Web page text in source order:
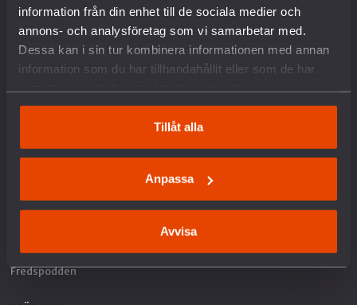
information från din enhet till de sociala medier och
annons- och analysföretag som vi samarbetar med.
Dessa kan i sin tur kombinera informationen med annan
information som du har tillhandahållit eller som de har
Tillåt alla
Anpassa
Avvisa
VAD VI GÖR
Arbete mot vapenexport
Nedrustning
Militäravtalet med USA (DCA)
Situationen i Palestina och Israel
Hållbar fred och säkerhet
Fredstidningen PAX
Fredspodden